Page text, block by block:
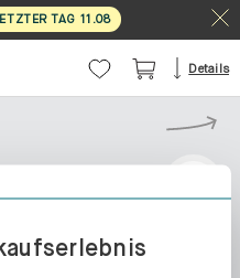
TAG 11 .08
Details